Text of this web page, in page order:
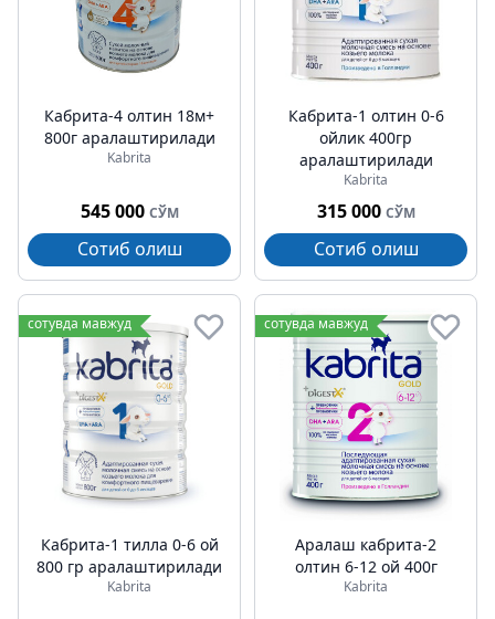
Кабрита-4 олтин 18м+
800г аралаштирилади
Kabrita
545 000 СЎМ
Сотиб олиш
Кабрита-1 олтин 0-6
ойлик 400гр
аралаштирилади
Kabrita
315 000 СЎМ
Сотиб олиш
сотувда мавжуд
Кабрита-1 тилла 0-6 ой
800 гр аралаштирилади
Kabrita
сотувда мавжуд
Аралаш кабрита-2
олтин 6-12 ой 400г
Kabrita